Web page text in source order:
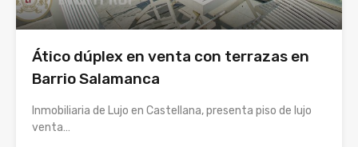
Ático dúplex en venta con terrazas en
Barrio Salamanca
Inmobiliaria de Lujo en Castellana, presenta piso de lujo
venta…